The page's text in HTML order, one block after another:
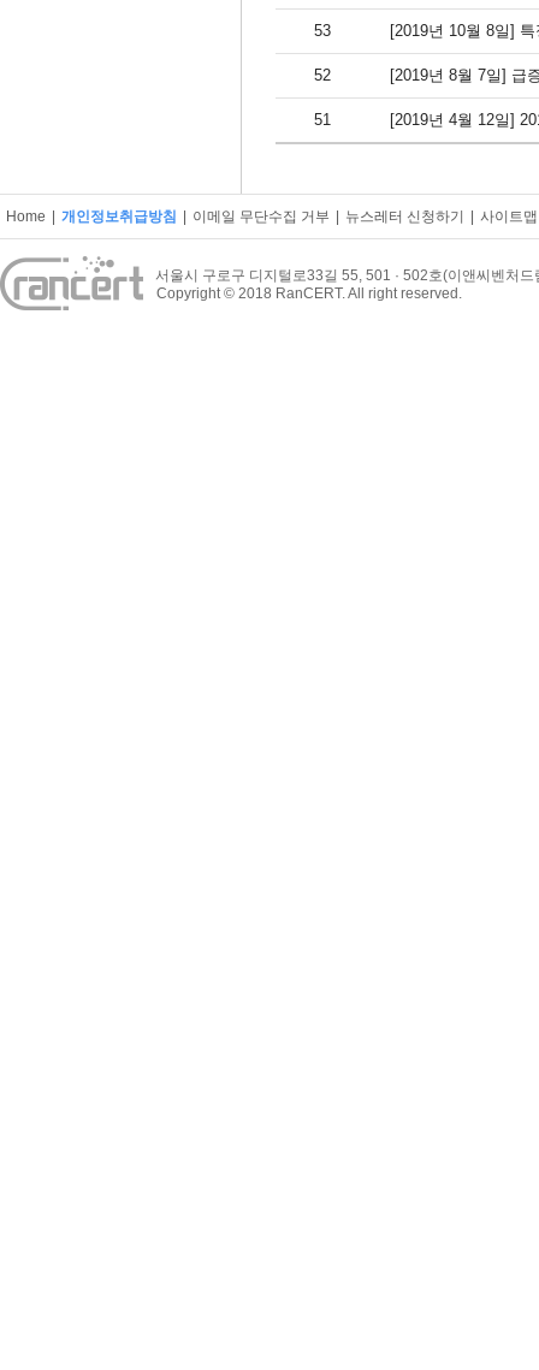
53 [2019년 10월 8일]
52 [2019년 8월 7일] 급
51 [2019년 4월 12일]
Home 개인정보취급방침 이메일 무단수집 거부 뉴스레터 신청하기 사이트맵
서울시 구로구 디지털로33길 55, 501 · 502호(이앤씨벤처드
Copyright © 2018 RanCERT. All right reserved.